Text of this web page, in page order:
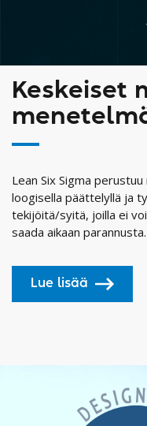
Keskeiset
Lean Six Sigma
loogisella päättelyllä ja
tekijöitä/syitä, joilla ei
saada aikaan parannusta.
Lue lisää